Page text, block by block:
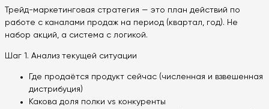
Трейд-маркетинговая стратегия — это план действий по
работе с каналами продаж на период (квартал, год). Не
набор акций, а система с логикой.
Шаг 1. Анализ текущей ситуации
Где продаётся продукт сейчас (численная и взвешенная
дистрибуция)
Какова доля полки vs конкуренты